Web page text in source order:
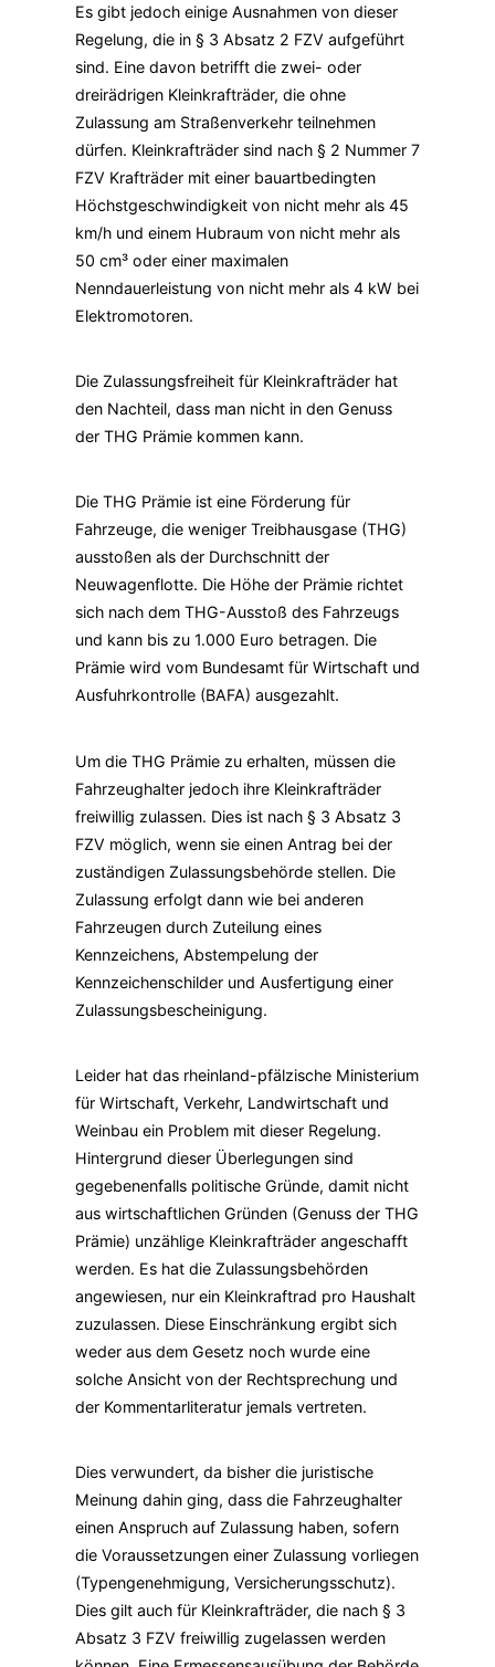
Es gibt jedoch einige Ausnahmen von dieser
Regelung, die in § 3 Absatz 2 FZV aufgeführt
sind. Eine davon betrifft die zwei- oder
dreirädrigen Kleinkrafträder, die ohne
Zulassung am Straßenverkehr teilnehmen
dürfen. Kleinkrafträder sind nach § 2 Nummer 7
FZV Krafträder mit einer bauartbedingten
Höchstgeschwindigkeit von nicht mehr als 45
km/h und einem Hubraum von nicht mehr als
50 cm³ oder einer maximalen
Nenndauerleistung von nicht mehr als 4 kW bei
Elektromotoren.
Die Zulassungsfreiheit für Kleinkrafträder hat
den Nachteil, dass man nicht in den Genuss
der THG Prämie kommen kann.
Die THG Prämie ist eine Förderung für
Fahrzeuge, die weniger Treibhausgase (THG)
ausstoßen als der Durchschnitt der
Neuwagenflotte. Die Höhe der Prämie richtet
sich nach dem THG-Ausstoß des Fahrzeugs
und kann bis zu 1.000 Euro betragen. Die
Prämie wird vom Bundesamt für Wirtschaft und
Ausfuhrkontrolle (BAFA) ausgezahlt.
Um die THG Prämie zu erhalten, müssen die
Fahrzeughalter jedoch ihre Kleinkrafträder
freiwillig zulassen. Dies ist nach § 3 Absatz 3
FZV möglich, wenn sie einen Antrag bei der
zuständigen Zulassungsbehörde stellen. Die
Zulassung erfolgt dann wie bei anderen
Fahrzeugen durch Zuteilung eines
Kennzeichens, Abstempelung der
Kennzeichenschilder und Ausfertigung einer
Zulassungsbescheinigung.
Leider hat das rheinland-pfälzische Ministerium
für Wirtschaft, Verkehr, Landwirtschaft und
Weinbau ein Problem mit dieser Regelung.
Hintergrund dieser Überlegungen sind
gegebenenfalls politische Gründe, damit nicht
aus wirtschaftlichen Gründen (Genuss der THG
Prämie) unzählige Kleinkrafträder angeschafft
werden. Es hat die Zulassungsbehörden
angewiesen, nur ein Kleinkraftrad pro Haushalt
zuzulassen. Diese Einschränkung ergibt sich
weder aus dem Gesetz noch wurde eine
solche Ansicht von der Rechtsprechung und
der Kommentarliteratur jemals vertreten.
Dies verwundert, da bisher die juristische
Meinung dahin ging, dass die Fahrzeughalter
einen Anspruch auf Zulassung haben, sofern
die Voraussetzungen einer Zulassung vorliegen
(Typengenehmigung, Versicherungsschutz).
Dies gilt auch für Kleinkrafträder, die nach § 3
Absatz 3 FZV freiwillig zugelassen werden